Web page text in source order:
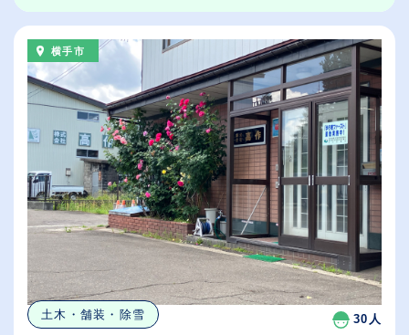
横手市
土木・舗装・除雪 30人